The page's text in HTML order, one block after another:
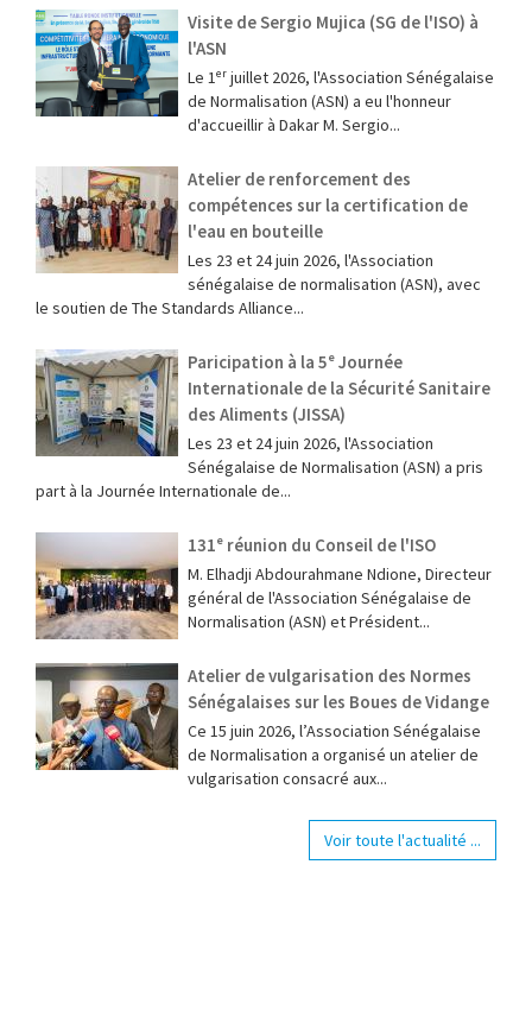
Visite de Sergio Mujica (SG de l'ISO) à
l'ASN
Le 1ᵉʳ juillet 2026, l'Association Sénégalaise
de Normalisation (ASN) a eu l'honneur
d'accueillir à Dakar M. Sergio...
Atelier de renforcement des
compétences sur la certification de
l'eau en bouteille
Les 23 et 24 juin 2026, l'Association
sénégalaise de normalisation (ASN), avec
le soutien de The Standards Alliance...
Paricipation à la 5ᵉ Journée
Internationale de la Sécurité Sanitaire
des Aliments (JISSA)
‎Les 23 et 24 juin 2026, l'Association
Sénégalaise de Normalisation (ASN) a pris
part à la Journée Internationale de...
131ᵉ réunion du Conseil de l'ISO
M. Elhadji Abdourahmane Ndione, Directeur
général de l'Association Sénégalaise de
Normalisation (ASN) et Président...
Atelier de vulgarisation des Normes
Sénégalaises sur les Boues de Vidange
Ce 15 juin 2026, l’Association Sénégalaise
de Normalisation a organisé un atelier de
vulgarisation consacré aux...
Voir toute l'actualité ...